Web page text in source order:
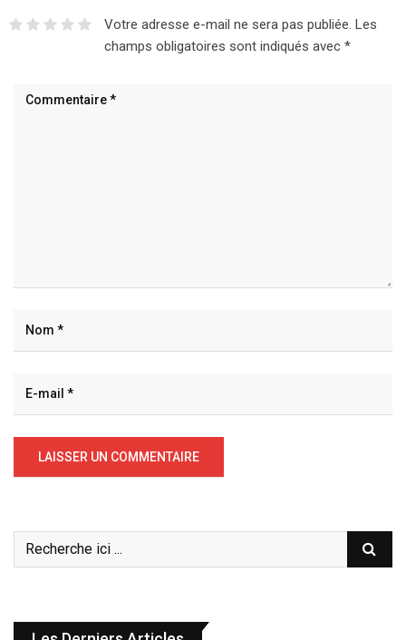
Votre adresse e-mail ne sera pas publiée. Les
champs obligatoires sont indiqués avec *